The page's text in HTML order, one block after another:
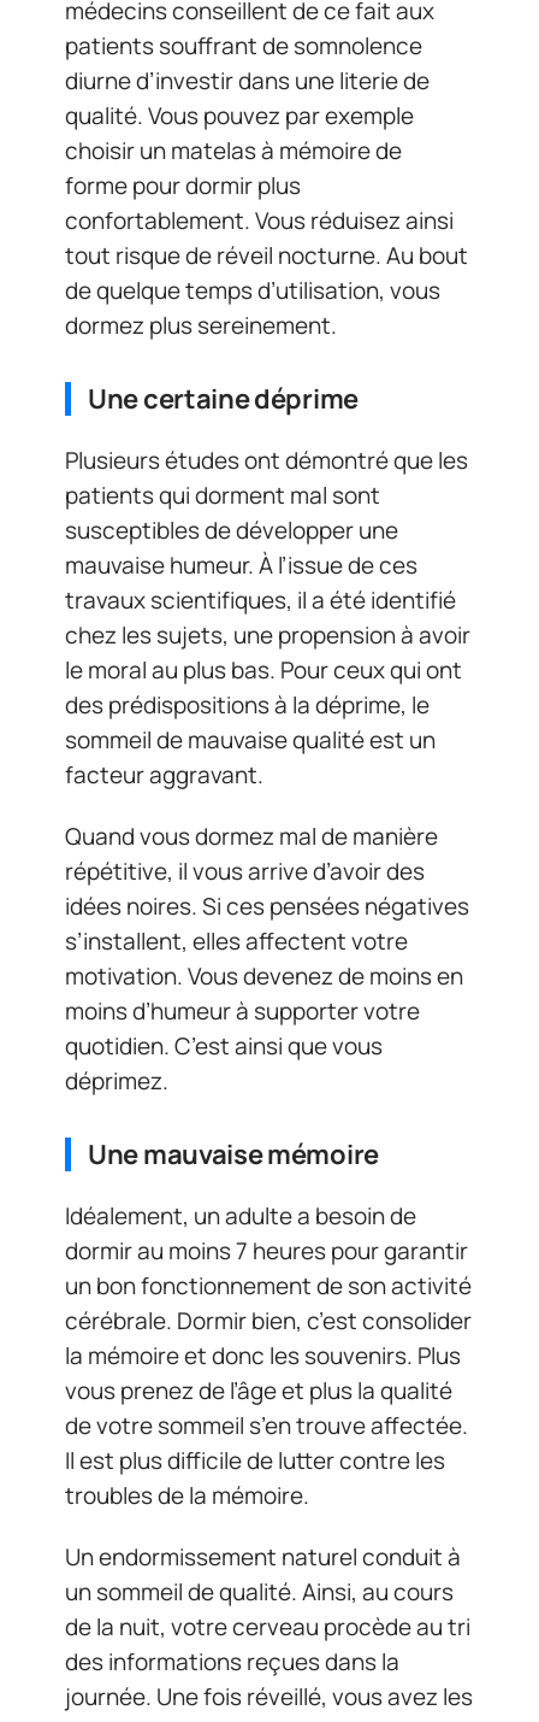
médecins conseillent de ce fait aux
patients souffrant de somnolence
diurne d’investir dans une literie de
qualité. Vous pouvez par exemple
choisir un matelas à mémoire de
forme pour dormir plus
confortablement. Vous réduisez ainsi
tout risque de réveil nocturne. Au bout
de quelque temps d’utilisation, vous
dormez plus sereinement.
Une certaine déprime
Plusieurs études ont démontré que les
patients qui dorment mal sont
susceptibles de développer une
mauvaise humeur. À l’issue de ces
travaux scientifiques, il a été identifié
chez les sujets, une propension à avoir
le moral au plus bas. Pour ceux qui ont
des prédispositions à la déprime, le
sommeil de mauvaise qualité est un
facteur aggravant.
Quand vous dormez mal de manière
répétitive, il vous arrive d’avoir des
idées noires. Si ces pensées négatives
s’installent, elles affectent votre
motivation. Vous devenez de moins en
moins d’humeur à supporter votre
quotidien. C’est ainsi que vous
déprimez.
Une mauvaise mémoire
Idéalement, un adulte a besoin de
dormir au moins 7 heures pour garantir
un bon fonctionnement de son activité
cérébrale. Dormir bien, c’est consolider
la mémoire et donc les souvenirs. Plus
vous prenez de l’âge et plus la qualité
de votre sommeil s’en trouve affectée.
Il est plus difficile de lutter contre les
troubles de la mémoire.
Un endormissement naturel conduit à
un sommeil de qualité. Ainsi, au cours
de la nuit, votre cerveau procède au tri
des informations reçues dans la
journée. Une fois réveillé, vous avez les